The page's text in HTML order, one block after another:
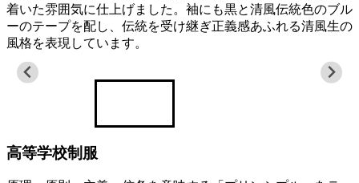
着いた雰囲気に仕上げました。袖にも黒と清風伝統色のブル
ーのテープを配し、伝統を受け継ぎ正義感あふれる清風生の
風格を表現しています。
高等学校制服